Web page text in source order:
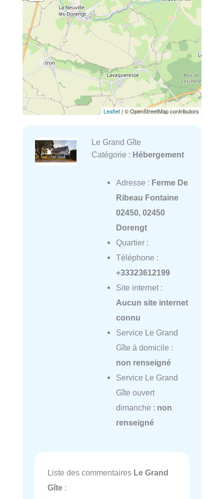
Leaflet | © OpenStreetMap contributors
Le Grand Gîte
Catégorie : Hébergement
Adresse : Ferme De
Ribeau Fontaine
02450, 02450
Dorengt
Quartier :
Téléphone :
+33323612199
Site internet :
Aucun site internet
connu
Service Le Grand
Gîte à domicile :
non renseigné
Service Le Grand
Gîte ouvert
dimanche : non
renseigné
Liste des commentaires Le Grand
Gîte :